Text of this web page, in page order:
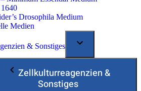
Drosophila Medium
Medien
& Sonstiges
Zellkulturreagenzien &
Sonstiges